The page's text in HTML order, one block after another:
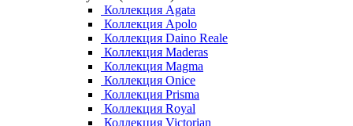
Коллекция Agata
Коллекция Apolo
Коллекция Daino Reale
Коллекция Maderas
Коллекция Magma
Коллекция Onice
Коллекция Prisma
Коллекция Royal
Коллекция Victorian